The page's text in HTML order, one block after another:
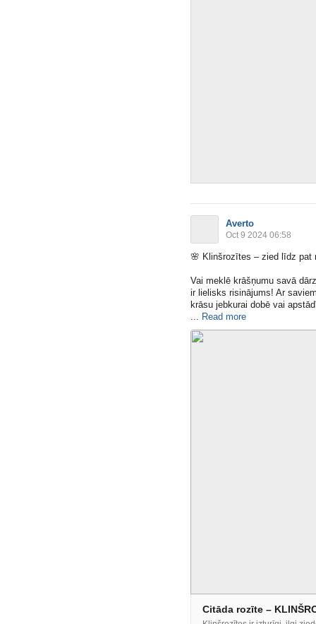
Averto
Oct 9 2024 06:58
🌸 Klinšrozītes – zied līdz pat
Vai meklē krāšņumu savā
ir lielisks risinājums! Ar
krāsu jebkurai dobē vai
... Read more
Citāda rozīte –